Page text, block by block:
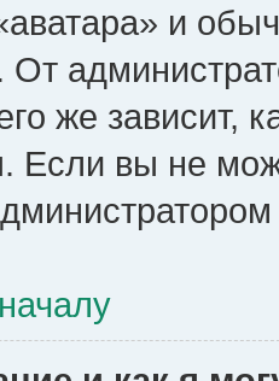
и
От
же зависит,
Если вы не